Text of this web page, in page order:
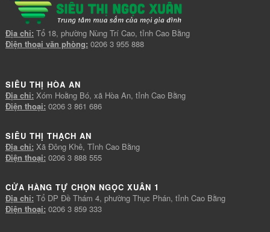
Địa chỉ: Tổ 18, phường Nùng Trí Cao, tỉnh Cao Bằng
Điện thoại văn phòng: 0206 3 955 888
SIÊU THỊ HÒA AN
Địa chỉ: Xóm Hoằng Bó, xã Hòa An, tỉnh Cao Bằng
Điện thoại: 0206 3 861 686
SIÊU THỊ THẠCH AN
Địa chỉ: Xã Đông Khê, Tỉnh Cao Bằng
Điện thoại: 0206 3 888 555
CỬA HÀNG TỰ CHỌN NGỌC XUÂN 1
Địa chỉ: Tổ DP Đề Thám 4, phường Thục Phán, tỉnh Cao Bằng
Điện thoại: 0206 3 859 333